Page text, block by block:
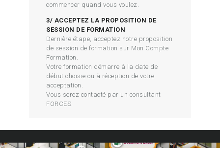
commencer quand vous voulez.
3/ ACCEPTEZ LA PROPOSITION DE
SESSION DE FORMATION
Dernière étape, acceptez notre proposition
de session de formation sur Mon Compte
Formation.
Votre formation démarre à la date de
début choisie ou à réception de votre
acceptation.
Vous serez contacté par un consultant
FORCES.